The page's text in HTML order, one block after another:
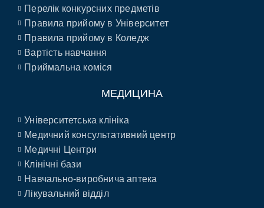
Перелік конкурсних предметів
Правила прийому в Університет
Правила прийому в Коледж
Вартість навчання
Приймальна коміся
МЕДИЦИНА
Університетська клініка
Медичний консультативний центр
Медичні Центри
Клінічні бази
Навчально-виробнича аптека
Лікувальний відділ